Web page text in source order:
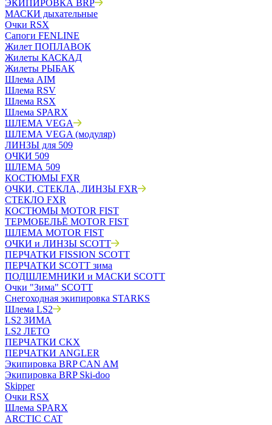
ЭКИПИРОВКА BRP
МАСКИ дыхательные
Очки RSX
Сапоги FENLINE
Жилет ПОПЛАВОК
Жилеты КАСКАД
Жилеты РЫБАК
Шлема AIM
Шлема RSV
Шлема RSX
Шлема SPARX
ШЛЕМА VEGA
ШЛЕМА VEGA (модуляр)
ЛИНЗЫ для 509
ОЧКИ 509
ШЛЕМА 509
КОСТЮМЫ FXR
ОЧКИ, СТЕКЛА, ЛИНЗЫ FXR
СТЕКЛО FXR
КОСТЮМЫ MOTOR FIST
ТЕРМОБЕЛЬЁ MOTOR FIST
ШЛЕМА MOTOR FIST
ОЧКИ и ЛИНЗЫ SCOTT
ПЕРЧАТКИ FISSION SCOTT
ПЕРЧАТКИ SCOTT зима
ПОДШЛЕМНИКИ и МАСКИ SCOTT
Очки "Зима" SCOTT
Снегоходная экипировка STARKS
Шлема LS2
LS2 ЗИМА
LS2 ЛЕТО
ПЕРЧАТКИ CKX
ПЕРЧАТКИ ANGLER
Экипировка BRP CAN AM
Экипировка BRP Ski-doo
Skipper
Очки RSX
Шлема SPARX
ARCTIC CAT